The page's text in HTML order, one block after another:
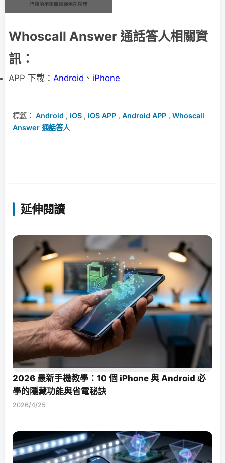
Whoscall Answer 通話答人相關資
訊：
APP 下載： Android 、 iPhone
標籤： Android , iOS , iOS APP , Android APP , Whoscall
Answer 通話答人
延伸閱讀
2026 最新手機教學：10 個 iPhone 與 Android 必
學的隱藏功能與省電秘訣
2026/4/25